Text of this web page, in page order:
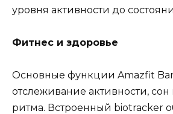
уровня активности до
Фитнес и здоровье
Основные функции Amazfit
отслеживание активности,
ритма. Встроенный biotracker